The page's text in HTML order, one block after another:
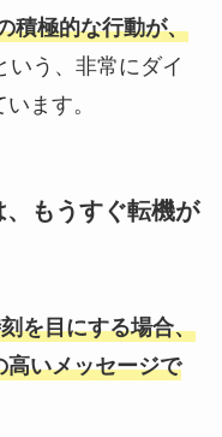
積極的な行動が、
いう、非常にダイ
ます。
もうすぐ転機が
を目にする場合、
高いメッセージで